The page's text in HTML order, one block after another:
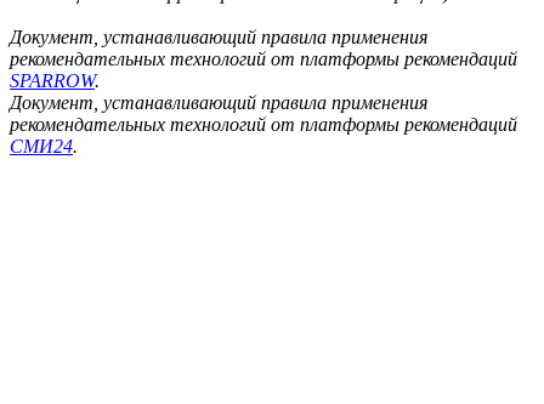
Документ, устанавливающий правила применения
рекомендательных технологий от платформы рекомендаций
SPARROW.
Документ, устанавливающий правила применения
рекомендательных технологий от платформы рекомендаций
СМИ24.